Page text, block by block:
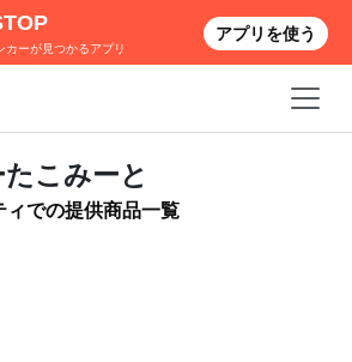
こみーと
での提供商品一覧
カーが見つかるアプリ
アプリを使う